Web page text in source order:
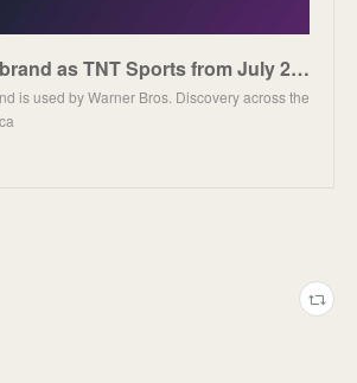
BT Sport to rebrand as TNT Sports from July 2023
is used by Warner Bros. Discovery across the